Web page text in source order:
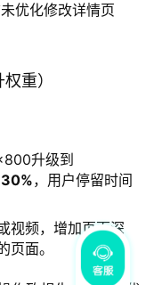
优化修改详情页
重）
升级到
30%，用户停留时间
视频，增加页面深
面。